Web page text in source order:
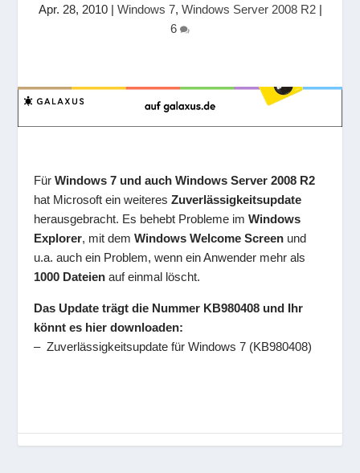
Apr. 28, 2010| Windows 7, Windows Server 2008 R2|
6
FürWindows 7 und auch Windows Server 2008 R2
hat Microsoft ein weiteresZuverlässigkeitsupdate
herausgebracht. Es behebt Probleme imWindows
Explorer, mit demWindows Welcome Screen und
u.a. auch ein Problem, wenn ein Anwender mehr als
1000 Dateien auf einmal löscht.
Das Update trägt die Nummer KB980408 und Ihr
könnt es hier downloaden:
– Zuverlässigkeitsupdate für Windows 7 (KB980408)